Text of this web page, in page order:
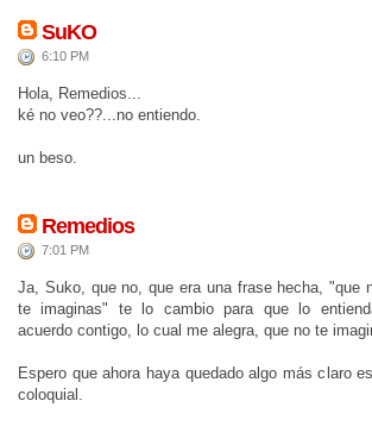
SuKO
6:10 PM
Hola, Remedios...
ké no veo??...no entiendo.
un beso.
Remedios
7:01 PM
Ja, Suko, que no, que era una frase hecha, "que
te imaginas" te lo cambio para que lo
acuerdo contigo, lo cual me alegra, que no te
Espero que ahora haya quedado algo más claro
coloquial.